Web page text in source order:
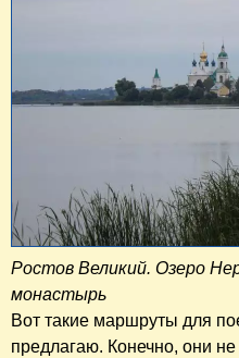
Ростов Великий. Озеро
монастырь
Вот такие маршруты для
предлагаю. Конечно, они